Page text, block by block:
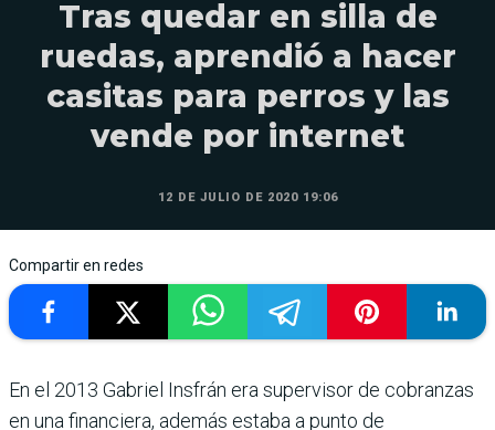
Tras quedar en silla de
ruedas, aprendió a hacer
casitas para perros y las
vende por internet
12 DE JULIO DE 2020 19:06
Compartir en redes
En el 2013 Gabriel Insfrán era supervisor de cobranzas
en una financiera, además estaba a punto de